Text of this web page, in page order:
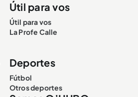
Útil para vos
Útil para vos
La Profe Calle
Deportes
Fútbol
Otros deportes